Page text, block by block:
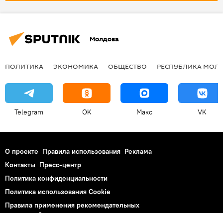
Молдова
ПОЛИТИКА ЭКОНОМИКА ОБЩЕСТВО РЕСПУБЛИКА
Telegram OK Макс VK
О проекте Правила использования Реклама
Контакты Пресс-центр
Политика конфиденциальности
Политика использования Cookie
Правила применения рекомендательных